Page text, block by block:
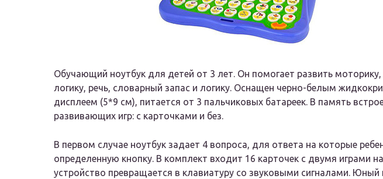
Обучающий ноутбук для детей от 3 лет. Он помогает развить
логику, речь, словарный запас и логику. Оснащен черно-белым
дисплеем (5*9 см), питается от 3 пальчиковых батареек. В память
развивающих игр: с карточками и без.
В первом случае ноутбук задает 4 вопроса, для ответа на которые
определенную кнопку. В комплект входит 16 карточек с двумя играми
устройство превращается в клавиатуру со звуковыми сигналами. Юный